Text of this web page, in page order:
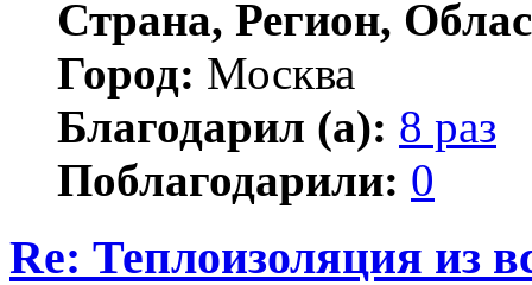
Страна, Регион,
Город: Москва
Благодарил (а): 8 раз
Поблагодарили: 0
Re: Теплоизоляция из